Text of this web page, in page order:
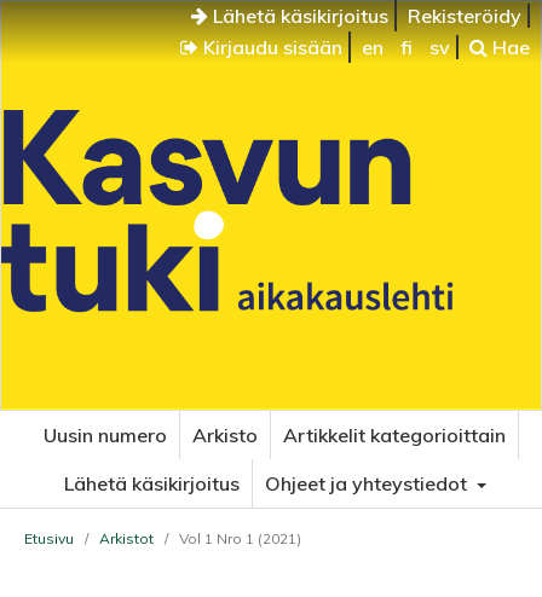
Lähetä käsikirjoitus
Rekisteröidy
Kirjaudu sisään
en fi sv Hae
Uusin numero Arkisto
Artikkelit kategorioittain
Lähetä käsikirjoitus
Ohjeet ja yhteystiedot
Etusivu / Arkistot / Vol 1 Nro 1 (2021)